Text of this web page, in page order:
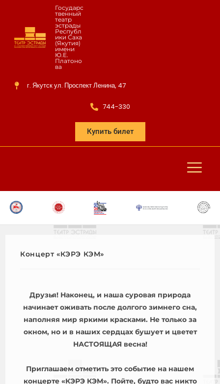
Государс
твенный
театр
эстрады
Республ
ики Саха
(Якутия)
имени
Ю.Е.
Платоно
ва
г. Якутск ул. Проспект Ленина, 47
744-330
Купить билет
Концерт «КЭРЭ КЭМ»
Друзья! Наконец, и наша суровая природа
начинает оживать после долгого зимнего сна,
наполняя мир яркими красками. Не только за
окном, но и в наших сердцах бушует и цветет
НАСТОЯЩАЯ весна!
Приглашаем отметить это событие на нашем
концерте «КЭРЭ КЭМ». Пойте, будто вас никто